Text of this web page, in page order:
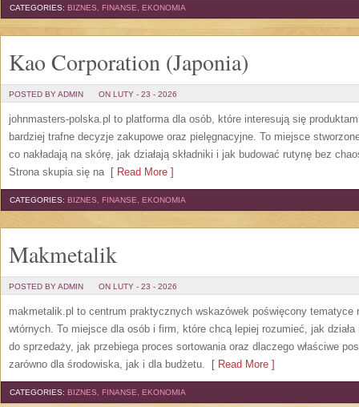
CATEGORIES: BIZNES, FINANSE, EKONOMIA
Kao Corporation (Japonia)
POSTED BY ADMIN ON LUTY - 23 - 2026
johnmasters-polska.pl to platforma dla osób, które interesują się
bardziej trafne decyzje zakupowe oraz pielęgnacyjne. To miejsce
co nakładają na skórę, jak działają składniki i jak budować rutynę bez
Strona skupia się na[ Read More ]
CATEGORIES: BIZNES, FINANSE, EKONOMIA
Makmetalik
POSTED BY ADMIN ON LUTY - 23 - 2026
makmetalik.pl to centrum praktycznych wskazówek poświęcony tematyce
wtórnych. To miejsce dla osób i firm, które chcą lepiej rozumieć, jak
do sprzedaży, jak przebiega proces sortowania oraz dlaczego właściwe
zarówno dla środowiska, jak i dla budżetu. [ Read More ]
CATEGORIES: BIZNES, FINANSE, EKONOMIA